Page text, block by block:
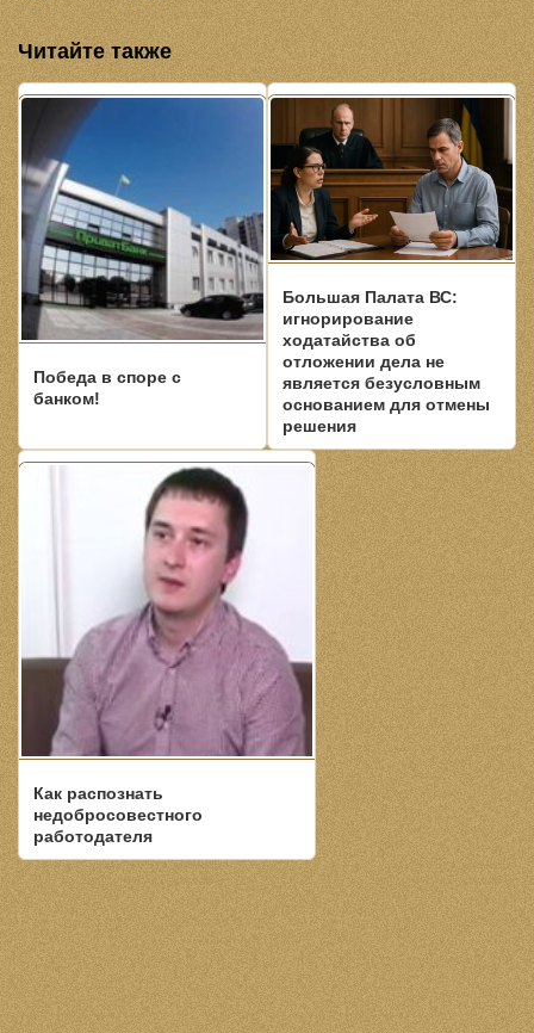
Читайте также
Победа в споре с
банком!
Большая Палата ВС:
игнорирование
ходатайства об
отложении дела не
является безусловным
основанием для отмены
решения
Как распознать
недобросовестного
работодателя